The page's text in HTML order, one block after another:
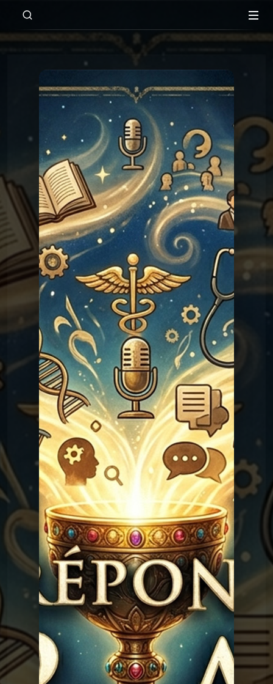
00:00
Les réponses du Graal
Graal 134 - l'Oubaitori
Les réponses du Graal Graal 134 - l'Oubaitori
Les réponses du
Graal
Graal 99 - Tromper
'légalement' ?
Les réponses du Graal Graal 98 - Adèle H ?
Les réponses du
Graal
Graal 97 - La croix de
prunier ?
Les réponses du
Graal
Graal 96 - Verlaine a-t-il tué
Rimbaud ?
Les réponses du
Graal
Graal 94 - Amour sans
sexe ?
Les réponses du
Graal
Graal 93 - Sodome et
Gomorrhe ?
Les réponses du
Graal
Graal 92 - Noé a-t-il
existé ?
Les réponses du
Graal
Graal 91 - Adam, Eve et le
Les réponses du
Graal
Graal 163 - La peur de
l'avion